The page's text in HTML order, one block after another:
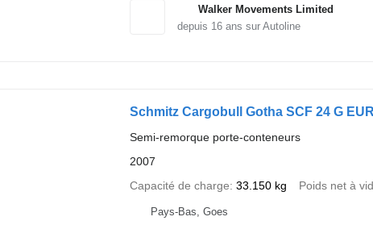
Walker Movements Limited
depuis 16ans sur Autoline
Schmitz Cargobull Gotha SCF 24 G
Semi-remorque porte-conteneurs
2007
Capacité de charge 33.150 kg Poids net à
Pays-Bas, Goes